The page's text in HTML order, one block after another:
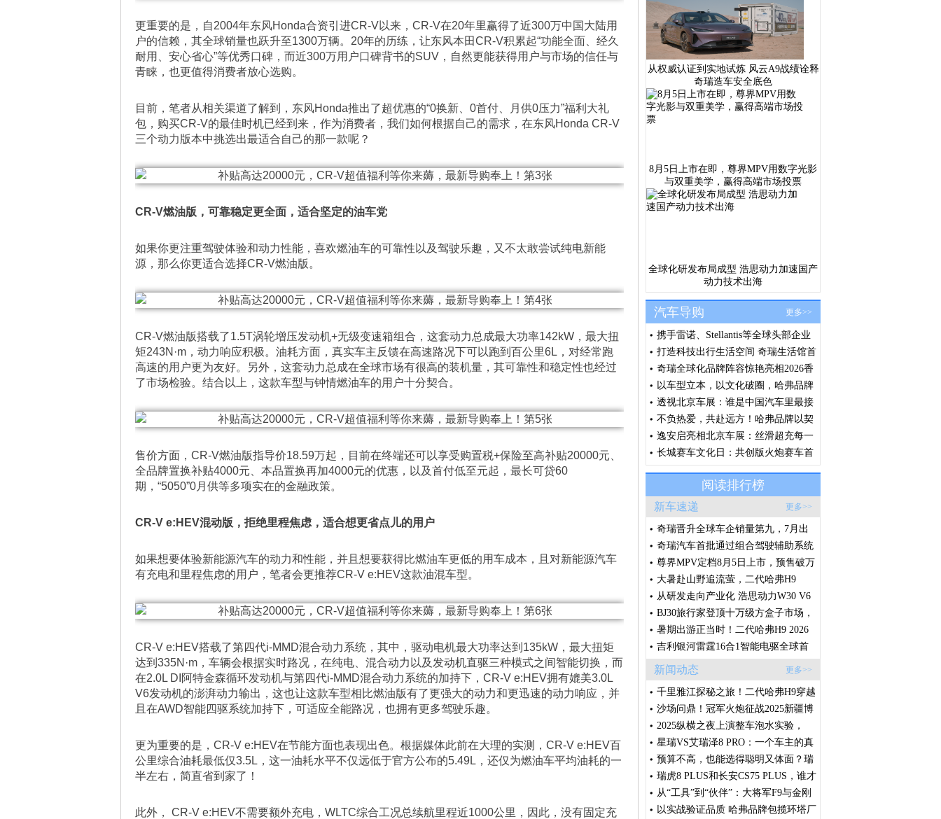
更重要的是，自2004年东风Honda合资引进CR-V以来，CR-V在20年里赢得了近300万中国大陆用
户的信赖，其全球销量也跃升至1300万辆。20年的历练，让东风本田CR-V积累起“功能全面、经久
耐用、安心省心”等优秀口碑，而近300万用户口碑背书的SUV，自然更能获得用户与市场的信任与
青睐，也更值得消费者放心选购。
目前，笔者从相关渠道了解到，东风Honda推出了超优惠的“0换新、0首付、月供0压力”福利大礼
包，购买CR-V的最佳时机已经到来，作为消费者，我们如何根据自己的需求，在东风Honda CR-V
三个动力版本中挑选出最适合自己的那一款呢？
CR-V燃油版，可靠稳定更全面，适合坚定的油车党
如果你更注重驾驶体验和动力性能，喜欢燃油车的可靠性以及驾驶乐趣，又不太敢尝试纯电新能
源，那么你更适合选择CR-V燃油版。
CR-V燃油版搭载了1.5T涡轮增压发动机+无级变速箱组合，这套动力总成最大功率142kW，最大扭
矩243N·m，动力响应积极。油耗方面，真实车主反馈在高速路况下可以跑到百公里6L，对经常跑
高速的用户更为友好。另外，这套动力总成在全球市场有很高的装机量，其可靠性和稳定性也经过
了市场检验。结合以上，这款车型与钟情燃油车的用户十分契合。
售价方面，CR-V燃油版指导价18.59万起，目前在终端还可以享受购置税+保险至高补贴20000元、
全品牌置换补贴4000元、本品置换再加4000元的优惠，以及首付低至元起，最长可贷60
期，“5050”0月供等多项实在的金融政策。
CR-V e:HEV混动版，拒绝里程焦虑，适合想更省点儿的用户
如果想要体验新能源汽车的动力和性能，并且想要获得比燃油车更低的用车成本，且对新能源汽车
有充电和里程焦虑的用户，笔者会更推荐CR-V e:HEV这款油混车型。
CR-V e:HEV搭载了第四代i-MMD混合动力系统，其中，驱动电机最大功率达到135kW，最大扭矩
达到335N·m，车辆会根据实时路况，在纯电、混合动力以及发动机直驱三种模式之间智能切换，而
在2.0L DI阿特金森循环发动机与第四代i-MMD混合动力系统的加持下，CR-V e:HEV拥有媲美3.0L
V6发动机的澎湃动力输出，这也让这款车型相比燃油版有了更强大的动力和更迅速的动力响应，并
且在AWD智能四驱系统加持下，可适应全能路况，也拥有更多驾驶乐趣。
更为重要的是，CR-V e:HEV在节能方面也表现出色。根据媒体此前在大理的实测，CR-V e:HEV百
公里综合油耗最低仅3.5L，这一油耗水平不仅远低于官方公布的5.49L，还仅为燃油车平均油耗的一
半左右，简直省到家了！
此外， CR-V e:HEV不需要额外充电，WLTC综合工况总续航里程近1000公里，因此，没有固定充
从权威认证到实地试炼 风云A9战绩诠释
奇瑞造车安全底色
8月5日上市在即，尊界MPV用数字光影
与双重美学，赢得高端市场投票
全球化研发布局成型 浩思动力加速国产
动力技术出海
汽车导购 更多>>
携手雷诺、Stellantis等全球头部企业
浩思动力出席法国SIA大会共筑绿色
发展共识
打造科技出行生活空间 奇瑞生活馆首
店汕头盛大开业
奇瑞全球化品牌阵容惊艳亮相2026香
港车博会 全球右舵战略提速 技术生
态价值释放
以车型立本，以文化破圈，哈弗品牌
闪耀北京车展
透视北京车展：谁是中国汽车里最接
近全球化品牌的车企？
不负热爱，共赴远方！哈弗品牌以契
约精神，诠释“场景改装文化”
逸安启亮相北京车展：丝滑超充每一
刻，从容奔赴每一程
长城赛车文化日：共创版火炮赛车首
阅读排行榜
新车速递 更多>>
奇瑞晋升全球车企销量第九，7月出
口破20万辆，创中国车企单月出口新
纪录
奇瑞汽车首批通过组合驾驶辅助系统
国标体系认证
尊界MPV定档8月5日上市，预售破万
台的秘密藏在这些细节里
大暑赴山野追流萤，二代哈弗H9
2026款承包盛夏全家诗意出行
从研发走向产业化 浩思动力W30 V6
样机点火 将落地莲花高性能产品线
BJ30旅行家登顶十万级方盒子市场，
轻越野赛道迎来格局拐点
暑期出游正当时！二代哈弗H9 2026
款，满足一家人对越野车的所有想
象！
吉利银河雷霆16合1智能电驱全球首
发，创节能性能双纪录
新闻动态 更多>>
千里雅江探秘之旅！二代哈弗H9穿越
版征程将启，敬请期待！
沙场问鼎！冠军火炮征战2025新疆博
湖沙漠越野争霸赛
2025纵横之夜上演整车泡水实验，
G700开启全球预售
星瑞VS艾瑞泽8 PRO：一个车主的真
实纠结与最终惊喜
预算不高，也能选得聪明又体面？瑞
虎7卓越版越了解越动心
瑞虎8 PLUS和长安CS75 PLUS，谁才
是“真香”选择？
从“工具”到“伙伴”：大将军F9与金刚
炮谁更懂创富者的需求？
以实战验证品质 哈弗品牌包揽环塔厂